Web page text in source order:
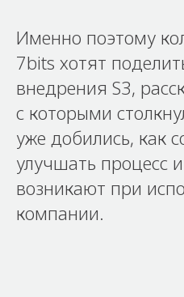
Именно поэтому
7bits хотят
внедрения S3,
с которыми
уже добились, как
улучшать процесс
возникают при
компании.